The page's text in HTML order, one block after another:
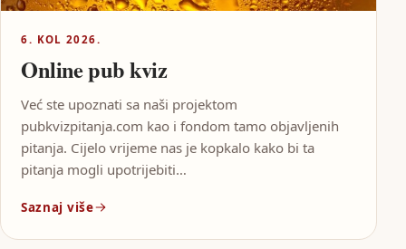
6. KOL 2026.
Online pub kviz
Već ste upoznati sa naši projektom
pubkvizpitanja.com kao i fondom tamo objavljenih
pitanja. Cijelo vrijeme nas je kopkalo kako bi ta
pitanja mogli upotrijebiti…
Saznaj više